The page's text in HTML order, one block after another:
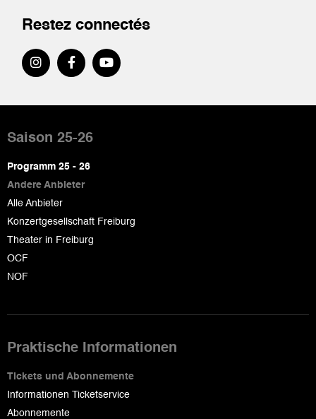
Restez connectés
de
page
Saison 25-26
Programm 25 - 26
Andere Anbieter
Alle Anbieter
Konzertgesellschaft Freiburg
Theater in Freiburg
OCF
NOF
Praktische Informationen
Tickets und Abonnemente
Informationen Ticketservice
Abonnemente